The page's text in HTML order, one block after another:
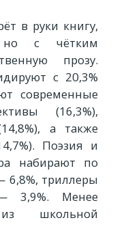
в руки книгу,
но с чётким
прозу.
с 20,3%
современные
(16,3%),
а также
Поэзия и
набирают по
6,8%, триллеры
3,9%. Менее
школьной